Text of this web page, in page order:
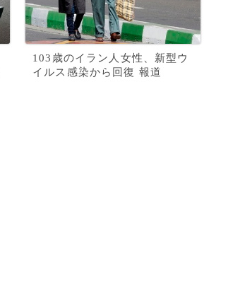
103歳のイラン人女性、新型ウ
イルス感染から回復 報道